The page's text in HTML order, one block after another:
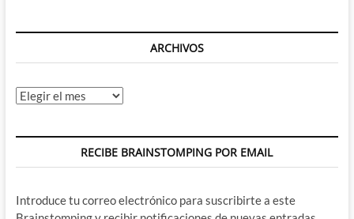
ARCHIVOS
Archivos
RECIBE BRAINSTOMPING POR EMAIL
Introduce tu correo electrónico para suscribirte a este